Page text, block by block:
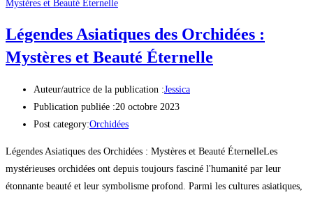
Légendes Asiatiques des Orchidées :
Mystères et Beauté Éternelle
Auteur/autrice de la publication :Jessica
Publication publiée :20 octobre 2023
Post category:Orchidées
Légendes Asiatiques des Orchidées : Mystères et Beauté ÉternelleLes
mystérieuses orchidées ont depuis toujours fasciné l'humanité par leur
étonnante beauté et leur symbolisme profond. Parmi les cultures asiatiques,